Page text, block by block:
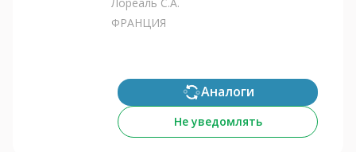
ФРАНЦИЯ
Аналоги
Не уведомлять